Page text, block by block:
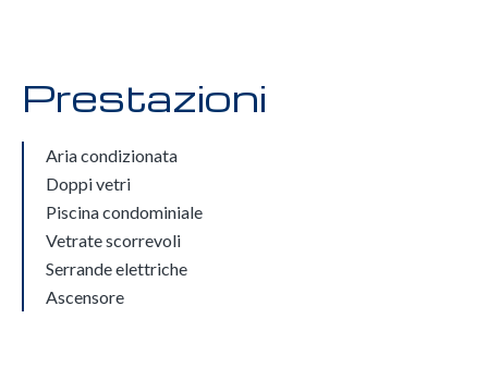
Prestazioni
Aria condizionata
Doppi vetri
Piscina condominiale
Vetrate scorrevoli
Serrande elettriche
Ascensore